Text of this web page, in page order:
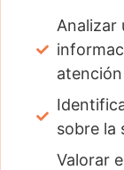
Analizar
sobre la
Valorar